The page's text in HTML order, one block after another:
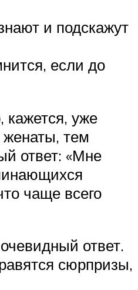
и подскажут
если до
уже
тем
ответ: «Мне
чаще всего
ответ.
сюрпризы,